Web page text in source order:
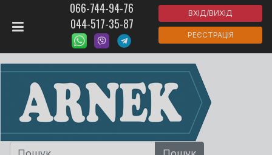
066-744-94-76
044-517-35-87
ВХІД/ВИХІД
РЕЄСТРАЦІЯ